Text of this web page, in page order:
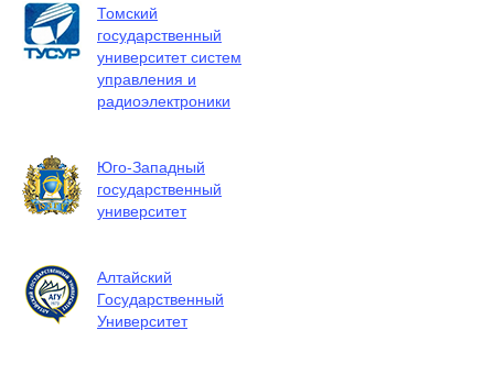
Томский
государственный
университет систем
управления и
радиоэлектроники
Юго-Западный
государственный
университет
Алтайский
Государственный
Университет